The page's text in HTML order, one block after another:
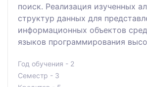
поиск. Реализация изученных
структур данных для
информационных объектов
языков программирования
Год обучения - 2
Семестр - 3